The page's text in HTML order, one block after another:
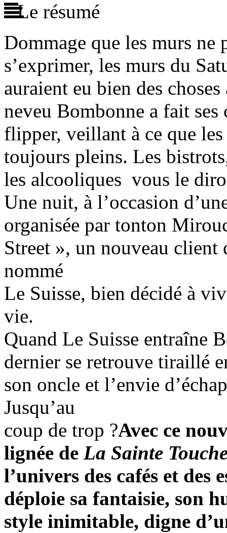
Le résumé
Dommage que les murs ne
s’exprimer, les murs du
auraient eu bien des
neveu Bombonne a fait
flipper, veillant à ce que
toujours pleins. Les
les alcooliques vous le
Une nuit, à l’occasion
organisée par tonton
Street », un nouveau client
nommé
Le Suisse, bien décidé à
vie.
Quand Le Suisse entraîne
dernier se retrouve tiraillé
son oncle et l’envie
Jusqu’au
coup de trop ?Avec ce
lignée de La Sainte
l’univers des cafés et des
déploie sa fantaisie, son
style inimitable, digne